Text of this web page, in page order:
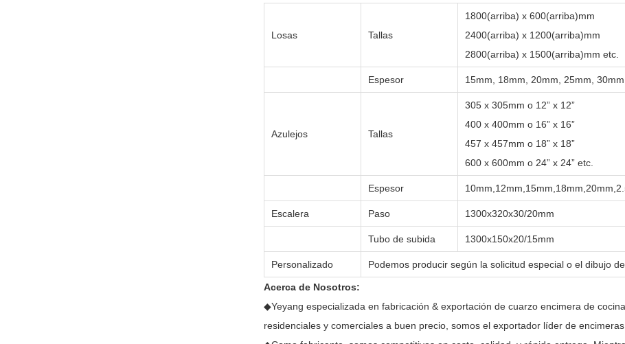
Losas Tallas
1800(arriba) x 600(arriba)mm
2400(arriba) x 1200(arriba)mm
2800(arriba) x 1500(arriba)mm etc.
Espesor 15mm, 18mm, 20mm, 25mm,
Azulejos Tallas
305 x 305mm o 12” x 12”
400 x 400mm o 16” x 16”
457 x 457mm o 18” x 18”
600 x 600mm o 24” x 24” etc.
Espesor
Escalera Paso 1300x320x30/20mm
Tubo de subida 1300x150x20/15mm
Personalizado Podemos producir según la solicitud especial o el dibujo
Acerca de Nosotros:
◆Yeyang especializada en fabricación & exportación de cuarzo encimera de
residenciales y comerciales a buen precio, somos el exportador líder de